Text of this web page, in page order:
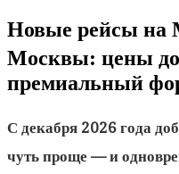
Новые рейсы на
Москвы: цены до
премиальный
С декабря 2026 года
чуть проще — и